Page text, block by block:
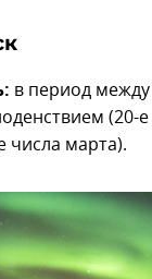
в период
(20-е
числа марта).